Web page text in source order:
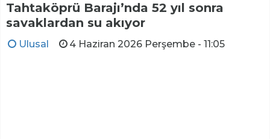
Tahtaköprü Barajı’nda 52 yıl sonra
savaklardan su akıyor
Ulusal 4 Haziran 2026 Perşembe - 11:05